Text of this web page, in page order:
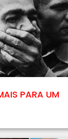
PARA UM